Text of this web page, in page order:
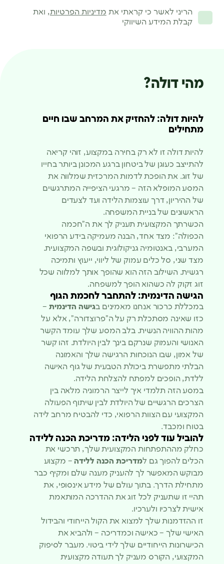
הריני לאשר כי קראתי את מדיניות הפרטיות, ואת
קבלת המידע השיווקי
מהי דולה?
להיות דולה: להחזיק את המרחב שבו חיים
מתחילים
להיות דולה זו לא רק בחירה במקצוע, זוהי קריאה
להתייצב כעוגן של ביטחון ברגע המכונן ביותר בחייו
של זוג. את הופכת לדמות המרכזית שמלווה את
המסע המופלא הזה – מרגעי הציפייה המתרגשים
של ההיריון, דרך עוצמות הלידה ועד לצעדים
הראשונים של בניית המשפחה.
הכשרתך המקצועית תעניק לך את ה”חכמה
הכפולה”: מצד אחד, הבנה מעמיקה בידע הרפואי
המערבי, באנטומיה גניקולוגית ובשפה המקצועית.
מצד שני, סל כלים עמוק של ליווי, ייעוץ ותמיכה
רגשית. השילוב הזה הוא שהופך אותך למלווה שכל
זוג זקוק לה כשהוא הופך למשפחה.
הגישה הדינמית: להתחבר לחכמת הגוף
במכללת כרכור אנחנו מאמינים בגישה הדינמית–
כזו שאינה מסתכלת רק על ה”פרוצדורה”, אלא על
מהות ההוויה הנשית. בלב המסע שלך עומד הקשר
האנושי והעמוק שנרקם בינך לבין היולדת. זהו קשר
של אמון, שבו הנוכחות הרגישה שלך והאמונה
הבלתי מתפשרת ביכולת הטבעית של גוף האישה
ללדת, הופכים למפתח להצלחת הלידה.
במסע הזה תלמדי איך לייצר הרמוניה מלאה בין
הצרכים הרגשיים של היולדת לבין שיתוף הפעולה
המקצועי עם הצוות הרפואי, כדי להבטיח מרחב לידה
בטוח ומכבד.
להוביל עוד לפני הלידה: מדריכת הכנה ללידה
כחלק מההתפתחות המקצועית שלך, תרכשי את
הכלים להפוך גם למדריכת הכנה ללידה– מקצוע
מבוקש המאפשר לך להעניק מענה שלם ומקיף כבר
מתחילת הדרך. בתוך עולם של מידע אינסופי, את
תהיי זו שתעניק לכל זוג את ההדרכה המותאמת
אישית לצרכיו ולערכיו.
זו ההזדמנות שלך למצוא את הקול הייחודי והבידול
האישי שלך – כאישה וכמדריכה – ולהביא את
הכישרונות הייחודיים שלך לידי ביטוי. מעבר לסיפוק
המקצועי, הקורס מעניק לך תעודה מקצועית